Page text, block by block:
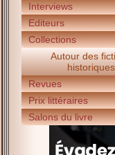
Interviews
Editeurs
Collections
Autour des
historiques
Revues
Prix littéraires
Salons du livre